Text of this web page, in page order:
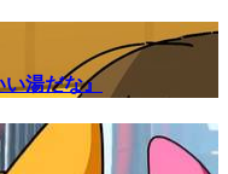
湯だな』